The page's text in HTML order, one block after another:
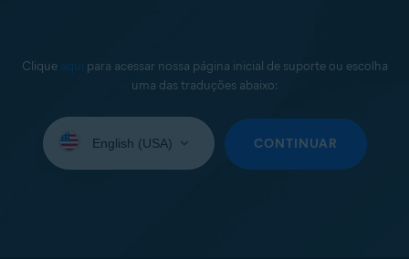
Clique aqui para acessar nossa página inicial de suporte ou escolha
uma das traduções abaixo:
seu
CONTINUAR